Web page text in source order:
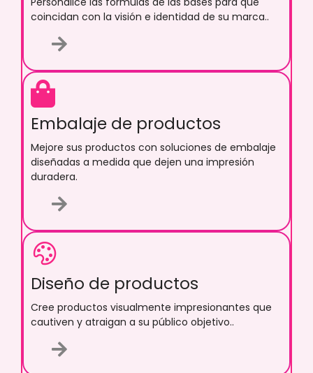
coincidan con la visión e identidad de su marca..
Embalaje de productos
Mejore sus productos con soluciones de embalaje
diseñadas a medida que dejen una impresión
duradera.
Diseño de productos
Cree productos visualmente impresionantes que
cautiven y atraigan a su público objetivo..